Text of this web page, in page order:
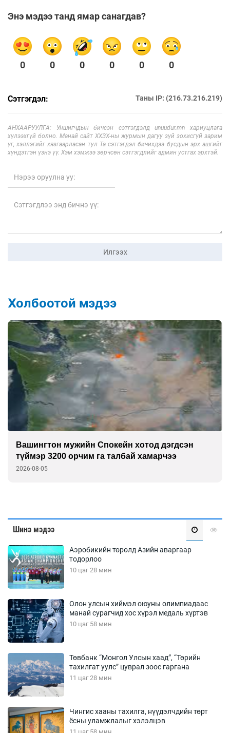
Энэ мэдээ танд ямар санагдав?
0 0 0 0 0 0
Сэтгэгдэл: Таны IP: (216.73.216.219)
АНХААРУУЛГА: Уншигчдын бичсэн сэтгэгдэлд unuudur.mn хариуцлага
хүлээхгүй болно. Манай сайт ХХЗХ-ны журмын дагуу зүй зохисгүй зарим
үг, хэллэгийг хязгаарласан тул Та сэтгэгдэл бичихдээ бусдын эрх ашгийг
хүндэтгэн үзнэ үү. Хэм хэмжээ зөрчсөн сэтгэгдлийг админ устгах эрхтэй.
Илгээх
Холбоотой мэдээ
Европчууд ФИФА-гийн боссын эсрэг
2026-08-05
Шинэ мэдээ
Аэробикийн төрөлд Азийн аваргаар
тодорлоо
10 цаг 28 мин
Олон улсын хиймэл оюуны олимпиадаас
манай сурагчид хос хүрэл медаль хүртэв
10 цаг 58 мин
Төвбанк “Монгол Улсын хаад”, “Төрийн
тахилгат уулс” цуврал зоос гаргана
11 цаг 28 мин
Чингис хааны тахилга, нүүдэлчдийн төрт
ёсны уламжлалыг хэлэлцэв